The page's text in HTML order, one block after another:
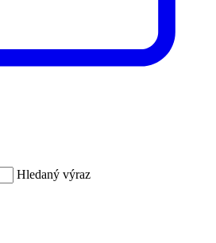
Hledaný výraz